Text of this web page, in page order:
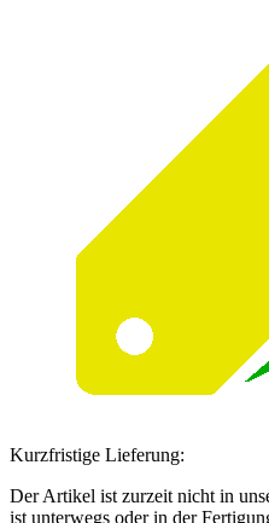
Kurzfristige Lieferung:
Der Artikel ist zurzeit nicht in
ist unterwegs oder in der